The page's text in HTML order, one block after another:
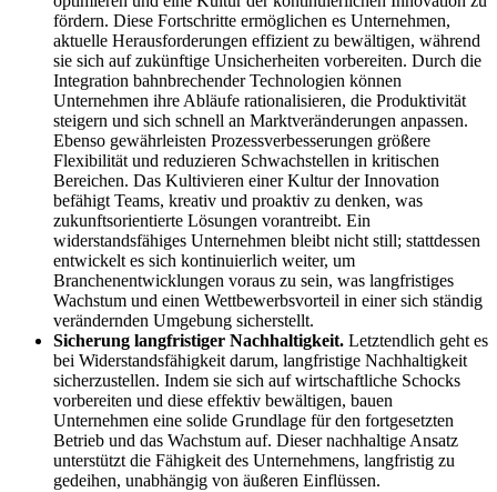
fördern. Diese Fortschritte ermöglichen es Unternehmen,
aktuelle Herausforderungen effizient zu bewältigen, während
sie sich auf zukünftige Unsicherheiten vorbereiten. Durch die
Integration bahnbrechender Technologien können
Unternehmen ihre Abläufe rationalisieren, die Produktivität
steigern und sich schnell an Marktveränderungen anpassen.
Ebenso gewährleisten Prozessverbesserungen größere
Flexibilität und reduzieren Schwachstellen in kritischen
Bereichen. Das Kultivieren einer Kultur der Innovation
befähigt Teams, kreativ und proaktiv zu denken, was
zukunftsorientierte Lösungen vorantreibt. Ein
widerstandsfähiges Unternehmen bleibt nicht still; stattdessen
entwickelt es sich kontinuierlich weiter, um
Branchenentwicklungen voraus zu sein, was langfristiges
Wachstum und einen Wettbewerbsvorteil in einer sich ständig
verändernden Umgebung sicherstellt.
Sicherung langfristiger Nachhaltigkeit. Letztendlich geht es
bei Widerstandsfähigkeit darum, langfristige Nachhaltigkeit
sicherzustellen. Indem sie sich auf wirtschaftliche Schocks
vorbereiten und diese effektiv bewältigen, bauen
Unternehmen eine solide Grundlage für den fortgesetzten
Betrieb und das Wachstum auf. Dieser nachhaltige Ansatz
unterstützt die Fähigkeit des Unternehmens, langfristig zu
gedeihen, unabhängig von äußeren Einflüssen.